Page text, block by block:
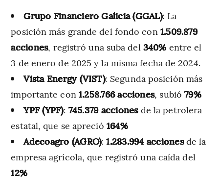
Grupo Financiero Galicia (GGAL): La
posición más grande del fondo con 1.509.879
acciones, registró una suba del 340% entre el
3 de enero de 2025 y la misma fecha de 2024.
Vista Energy (VIST): Segunda posición más
importante con 1.258.766 acciones, subió79%
YPF (YPF): 745.379 accionesde la petrolera
estatal, que se apreció 164%
Adecoagro (AGRO):1.283.994 accionesde la
empresa agrícola, que registró una caída del
12%